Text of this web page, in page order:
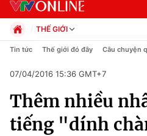
Chuyên mục
Chính trị
THẾ GIỚI
Chính trị
Pháp luật
Kinh tế
Thể thao
Truyền hình
Tin tức Thế giới đó đây Câu chuyện
07/04/2016 15:36 GMT+7
Thêm nhiều
tiếng "dính